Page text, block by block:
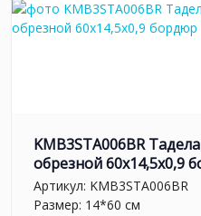
KMB3STA006BR
обрезной 60x14,5x0,9
Артикул: KMB3STA006BR
Размер: 14*60 см